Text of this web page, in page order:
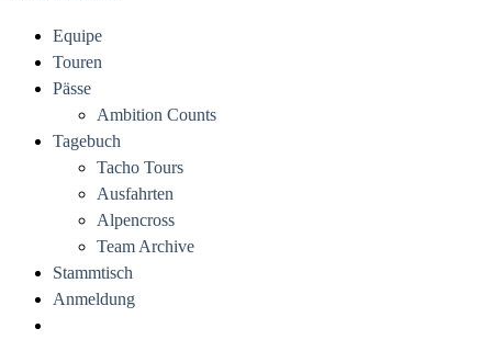
Equipe
Touren
Pässe
Ambition Counts
Tagebuch
Tacho Tours
Ausfahrten
Alpencross
Team Archive
Stammtisch
Anmeldung